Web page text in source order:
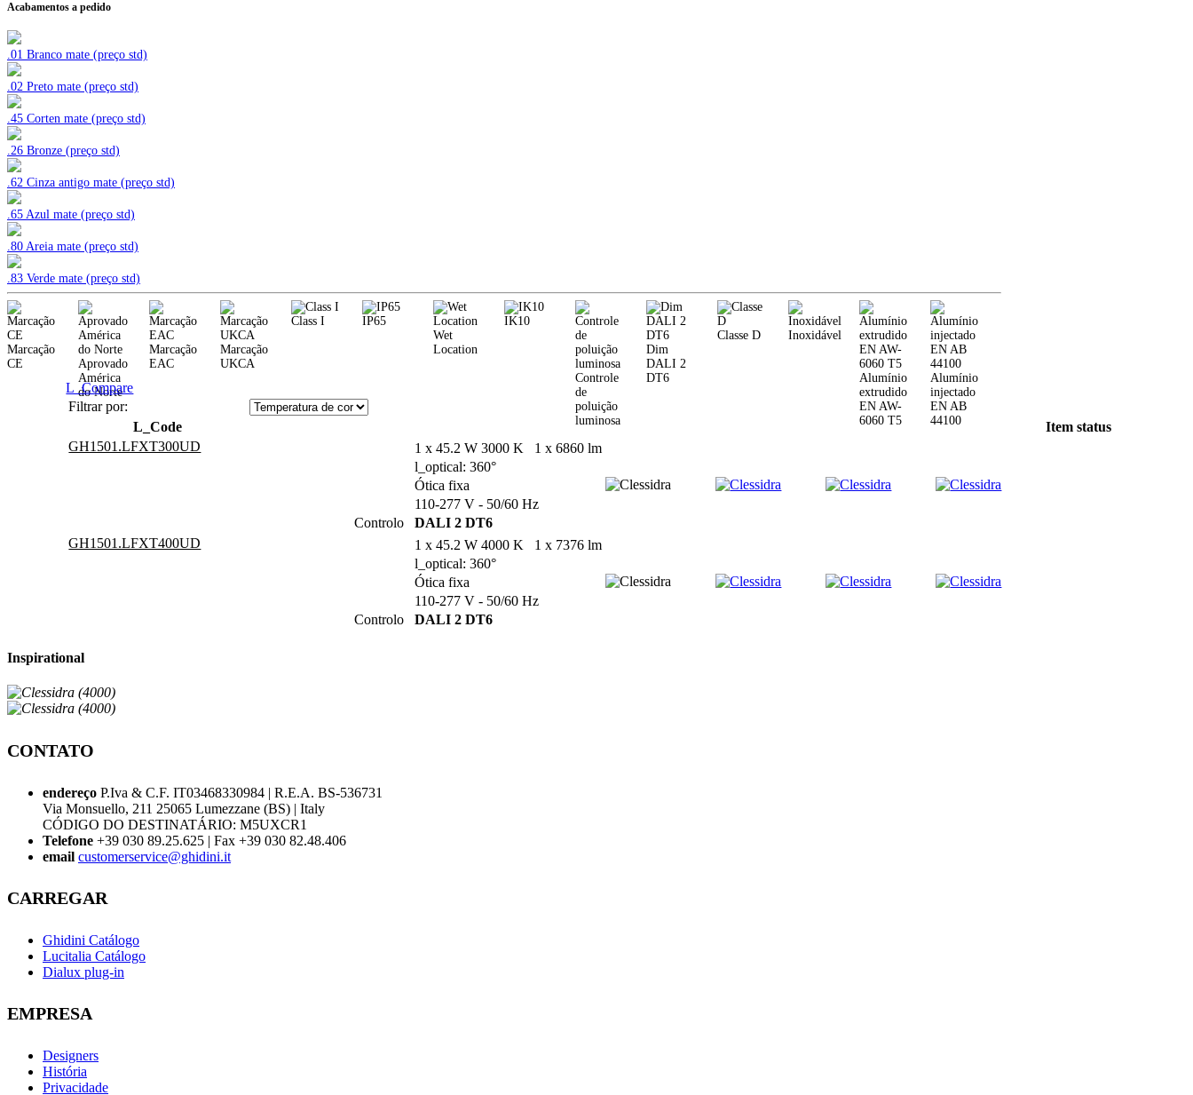
Acabamentos a pedido
.01 Branco mate (preço std)
.02 Preto mate (preço std)
.45 Corten mate (preço std)
.26 Bronze (preço std)
.62 Cinza antigo mate (preço std)
.65 Azul mate (preço std)
.80 Areia mate (preço std)
.83 Verde mate (preço std)
Marcação
CE
Aprovado
América
do Norte
Marcação
EAC
Marcação
UKCA
Class I
IP65
Wet
Location
IK10
Controle
de
poluição
luminosa
Dim
DALI 2
DT6
Classe D Inoxidável
Alumínio
extrudido
EN AW-
6060 T5
Alumínio
injectado
EN AB
44100
L_Compare
Filtrar por:
L_Code
Item status
GH1501.LFXT300UD
1 x 45.2 W 3000 K 1 x 6860 lm
l_optical: 360°
Ótica fixa
110-277 V - 50/60 Hz
Controlo
DALI 2 DT6
GH1501.LFXT400UD
1 x 45.2 W 4000 K 1 x 7376 lm
l_optical: 360°
Ótica fixa
110-277 V - 50/60 Hz
Controlo
DALI 2 DT6
Inspirational
CONTATO
endereço P.Iva & C.F. IT03468330984 | R.E.A. BS-536731
Via Monsuello, 211 25065 Lumezzane (BS) | Italy
CÓDIGO DO DESTINATÁRIO: M5UXCR1
Telefone +39 030 89.25.625 | Fax +39 030 82.48.406
email customerservice@ghidini.it
CARREGAR
Ghidini Catálogo
Lucitalia Catálogo
Dialux plug-in
EMPRESA
Designers
História
Privacidade